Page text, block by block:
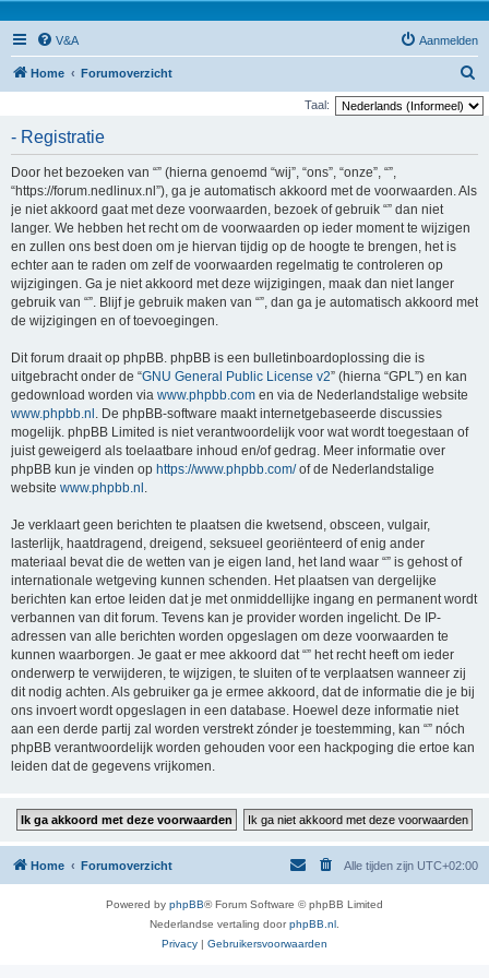
V&A Aanmelden
Home Forumoverzicht
o
Taal:
- Registratie
Door het bezoeken van “” (hierna genoemd “wij”, “ons”, “onze”, “”,
“https://forum.nedlinux.nl”), ga je automatisch akkoord met de voorwaarden. Als
je niet akkoord gaat met deze voorwaarden, bezoek of gebruik “” dan niet
langer. We hebben het recht om de voorwaarden op ieder moment te wijzigen
en zullen ons best doen om je hiervan tijdig op de hoogte te brengen, het is
echter aan te raden om zelf de voorwaarden regelmatig te controleren op
wijzigingen. Ga je niet akkoord met deze wijzigingen, maak dan niet langer
gebruik van “”. Blijf je gebruik maken van “”, dan ga je automatisch akkoord met
de wijzigingen en of toevoegingen.
Dit forum draait op phpBB. phpBB is een bulletinboardoplossing die is
uitgebracht onder de “GNU General Public License v2” (hierna “GPL”) en kan
gedownload worden via www.phpbb.com en via de Nederlandstalige website
www.phpbb.nl . De phpBB-software maakt internetgebaseerde discussies
mogelijk. phpBB Limited is niet verantwoordelijk voor wat wordt toegestaan of
juist geweigerd als toelaatbare inhoud en/of gedrag. Meer informatie over
phpBB kun je vinden op https://www.phpbb.com/of de Nederlandstalige
website www.phpbb.nl .
Je verklaart geen berichten te plaatsen die kwetsend, obsceen, vulgair,
lasterlijk, haatdragend, dreigend, seksueel georiënteerd of enig ander
materiaal bevat die de wetten van je eigen land, het land waar “” is gehost of
internationale wetgeving kunnen schenden. Het plaatsen van dergelijke
berichten kan ertoe leiden dat je met onmiddellijke ingang en permanent wordt
verbannen van dit forum. Tevens kan je provider worden ingelicht. De IP-
adressen van alle berichten worden opgeslagen om deze voorwaarden te
kunnen waarborgen. Je gaat er mee akkoord dat “” het recht heeft om ieder
onderwerp te verwijderen, te wijzigen, te sluiten of te verplaatsen wanneer zij
dit nodig achten. Als gebruiker ga je ermee akkoord, dat de informatie die je bij
ons invoert wordt opgeslagen in een database. Hoewel deze informatie niet
aan een derde partij zal worden verstrekt zónder je toestemming, kan “” nóch
phpBB verantwoordelijk worden gehouden voor een hackpoging die ertoe kan
leiden dat de gegevens vrijkomen.
Home Forumoverzicht Alle tijden zijn UTC+02:00
Powered by phpBB® Forum Software © phpBB Limited
Nederlandse vertaling doorphpBB.nl
Privacy | Gebruikersvoorwaarden